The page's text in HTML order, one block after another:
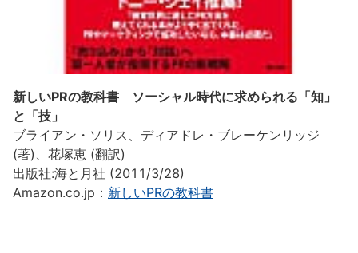
新しいPRの教科書 ソーシャル時代に求められる「知」
と「技」
ブライアン・ソリス、ディアドレ・ブレーケンリッジ
(著)、花塚恵 (翻訳)
出版社:海と月社 (2011/3/28)
Amazon.co.jp： 新しいPRの教科書